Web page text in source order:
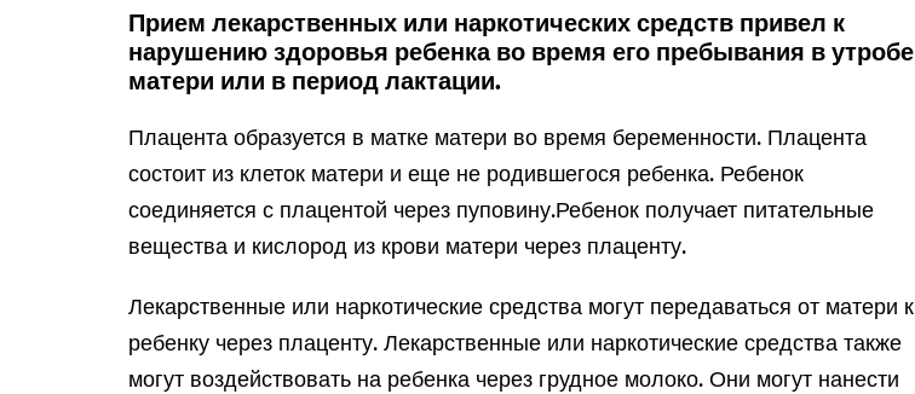
Прием лекарственных или наркотических средств привел к
нарушению здоровья ребенка во время его пребывания в утробе
матери или в период лактации.
Плацента образуется в матке матери во время беременности. Плацента
состоит из клеток матери и еще не родившегося ребенка. Ребенок
соединяется с плацентой через пуповину.Ребенок получает питательные
вещества и кислород из крови матери через плаценту.
Лекарственные или наркотические средства могут передаваться от матери к
ребенку через плаценту. Лекарственные или наркотические средства также
могут воздействовать на ребенка через грудное молоко. Они могут нанести